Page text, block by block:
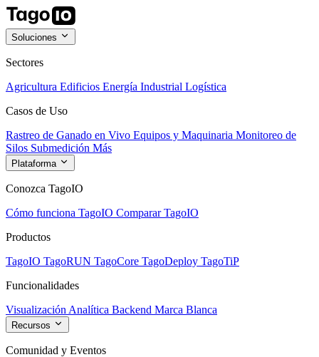
Soluciones
Sectores
Agricultura Edificios Energía Industrial Logística
Casos de Uso
Rastreo de Ganado en Vivo Equipos y Maquinaria Monitoreo de
Silos Submedición Más
Plataforma
Conozca TagoIO
Cómo funciona TagoIO Comparar TagoIO
Productos
TagoIO TagoRUN TagoCore TagoDeploy TagoTiP
Funcionalidades
Visualización Analítica Backend Marca Blanca
Recursos
Comunidad y Eventos